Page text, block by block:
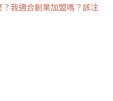
？我適合創業加盟嗎？該注